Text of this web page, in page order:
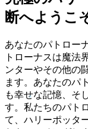
断へようこ
あなたのパトロー
トローナスは魔法
ンターやその他の
ます。あなたのパ
も幸せな記憶、そ
す。私たちのパト
て、ハリーポッタ